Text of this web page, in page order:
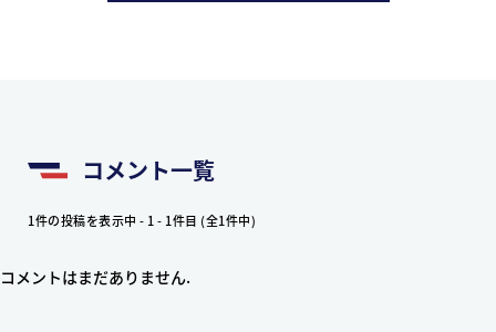
コメント一覧
1件の投稿を表示中 - 1 - 1件目 (全1件中)
コメントはまだありません.